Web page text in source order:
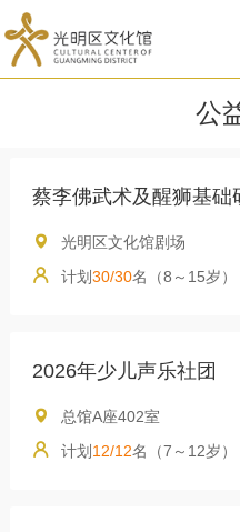
公
蔡李佛武术及醒狮基础
光明区文化馆剧场
计划30/30名（8～15岁）
2026年少儿声乐社团
总馆A座402室
计划 12/12名（7～12岁）